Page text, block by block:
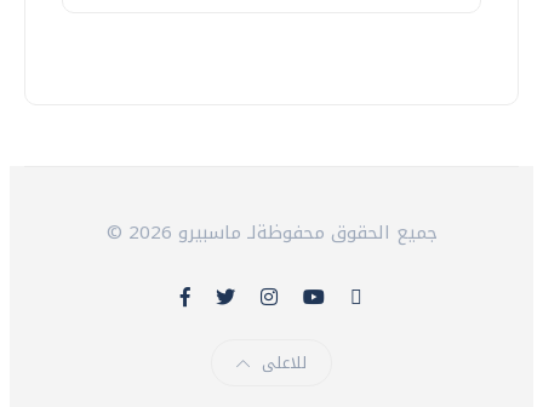
© 2026 جميع الحقوق محفوظةلـ ماسبيرو
للاعلى